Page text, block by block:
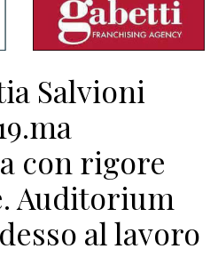
Salvioni
con rigore
Auditorium
al lavoro